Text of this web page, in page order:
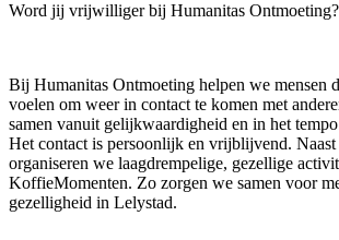
Word jij vrijwilliger bij Humanitas Ontmoeting?
Bij Humanitas Ontmoeting helpen we mensen
voelen om weer in contact te komen met
samen vanuit gelijkwaardigheid en in het
Het contact is persoonlijk en vrijblijvend. Naast
organiseren we laagdrempelige, gezellige
KoffieMomenten. Zo zorgen we samen voor
gezelligheid in Lelystad.